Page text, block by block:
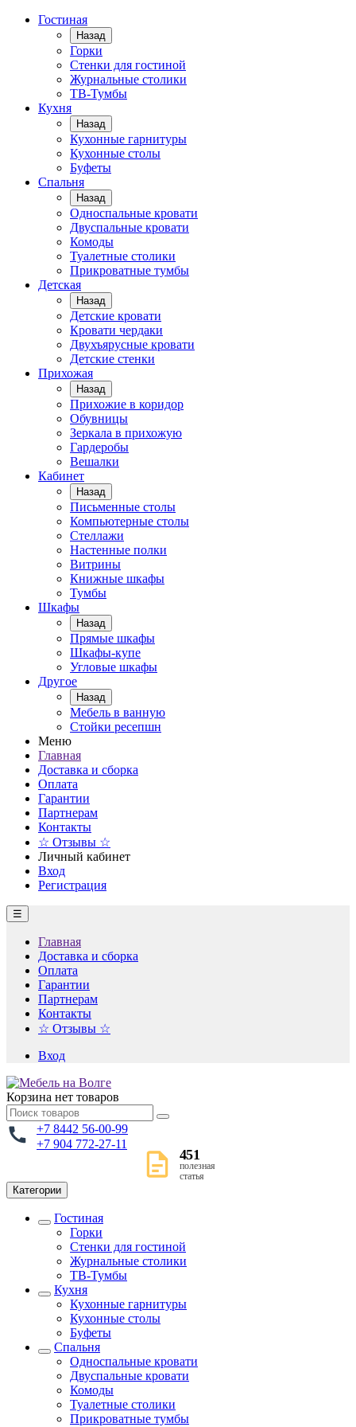
Гостиная
Назад
Горки
Стенки для гостиной
Журнальные столики
TВ-Тумбы
Кухня
Назад
Кухонные гарнитуры
Кухонные столы
Буфеты
Спальня
Назад
Односпальные кровати
Двуспальные кровати
Комоды
Туалетные столики
Прикроватные тумбы
Детская
Назад
Детские кровати
Кровати чердаки
Двухъярусные кровати
Детские стенки
Прихожая
Назад
Прихожие в коридор
Обувницы
Зеркала в прихожую
Гардеробы
Вешалки
Кабинет
Назад
Письменные столы
Компьютерные столы
Стеллажи
Настенные полки
Витрины
Книжные шкафы
Тумбы
Шкафы
Назад
Прямые шкафы
Шкафы-купе
Угловые шкафы
Другое
Назад
Мебель в ванную
Стойки ресепшн
Меню
Главная
Доставка и сборка
Оплата
Гарантии
Партнерам
Контакты
☆ Отзывы ☆
Личный кабинет
Вход
Регистрация
☰
Главная
Доставка и сборка
Оплата
Гарантии
Партнерам
Контакты
☆ Отзывы ☆
Вход
Корзина нет товаров
+7 8442 56-00-99
+7 904 772-27-11
451
полезная
статья
Категории
Гостиная
Горки
Стенки для гостиной
Журнальные столики
TВ-Тумбы
Кухня
Кухонные гарнитуры
Кухонные столы
Буфеты
Спальня
Односпальные кровати
Двуспальные кровати
Комоды
Туалетные столики
Прикроватные тумбы